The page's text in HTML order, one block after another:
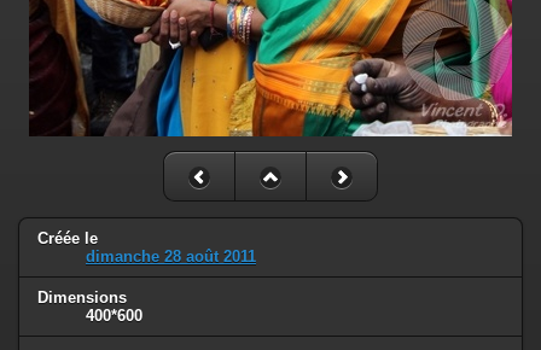
Créée le
dimanche 28 août 2011
Dimensions
400*600